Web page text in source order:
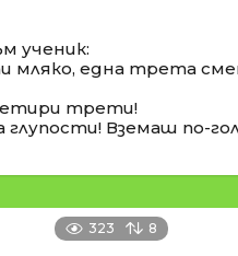
ученик:
мляко, една трета
трети!
глупости! Вземаш по-
323 8